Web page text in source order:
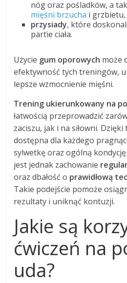
nóg oraz pośladków, a
mięśni brzucha i grzbietu,
przysiady, które
partie ciała.
Użycie gum oporowych może
efektywność tych treningów,
lepsze wzmocnienie mięśni.
Trening ukierunkowany na
łatwością przeprowadzić
zaciszu, jak i na siłowni.
dostępna dla każdego
sylwetkę oraz ogólną kondycję
jest jednak zachowanie
oraz dbałość o prawidłową
Takie podejście pomoże
rezultaty i uniknąć kontuzji.
Jakie są
ćwiczeń na
uda?